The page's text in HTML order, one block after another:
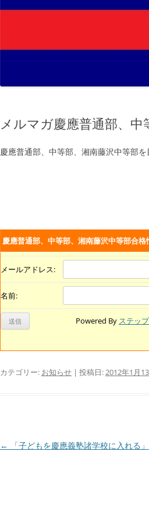
メルマガ慶應普通部、中
慶應普通部、中等部、湘南藤沢中等部
慶應普通部、中等部、湘南藤沢中等部合
メールアドレス:
名前:
Powered By ステッ
カテゴリー: お知らせ | 投稿日:2012年1月
投
← 「子どもを慶應義塾諸学校に入れる」